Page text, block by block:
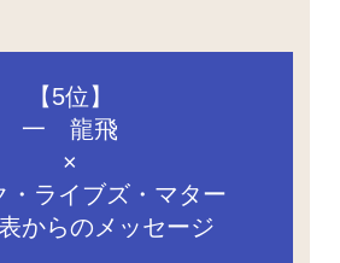
【5位】
一 龍飛
×
・ライブズ・マター
からのメッセージ